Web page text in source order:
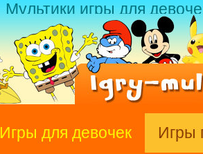
Мультики игры для
Игры для девочек Игры